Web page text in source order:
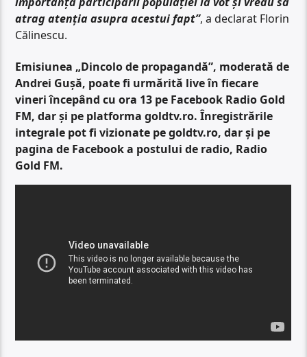
atrag atenția asupra acestui fapt”, a declarat Florin
Călinescu.
Emisiunea „Dincolo de propagandă”, moderată de
Andrei Gușă, poate fi urmărită live în fiecare
vineri începând cu ora 13 pe Facebook Radio Gold
FM, dar și pe platforma goldtv.ro. Înregistrările
integrale pot fi vizionate pe goldtv.ro, dar și pe
pagina de Facebook a postului de radio, Radio
Gold FM.